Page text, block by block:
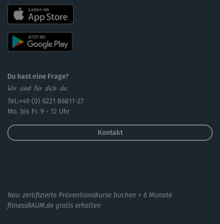
Du hast eine Frage?
Wir sind für dich da:
Tel.:+49 (0) 6221 86811-27
Mo. bis Fr. 9 - 12 Uhr
Kontakt
Neu: zertifizierte Präventionskurse buchen + 6 Monate
fitnessRAUM.de gratis erhalten